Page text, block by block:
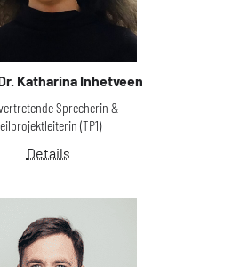
Katharina Inhetveen
Sprecherin &
(TP1)
Details